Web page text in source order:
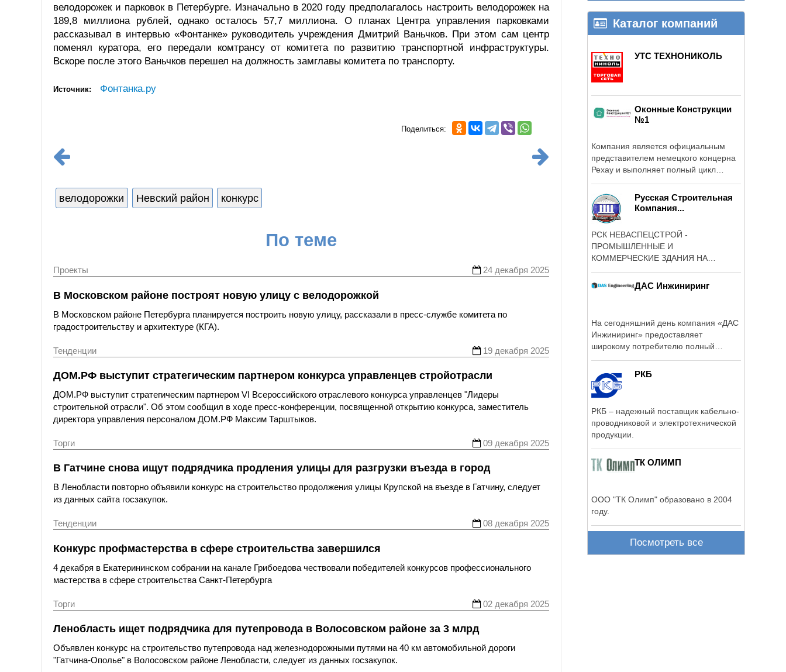
велодорожек и парковок в Петербурге. Изначально в 2020 году предполагалось настроить велодорожек на
189,8 миллиона рублей, однако осталось 57,7 миллиона. О планах Центра управления парковками
рассказывал в интервью «Фонтанке» руководитель учреждения Дмитрий Ваньчков. При этом сам центр
поменял куратора, его передали комтрансу от комитета по развитию транспортной инфраструктуры.
Вскоре после этого Ваньчков перешел на должность замглавы комитета по транспорту.
Источник: Фонтанка.ру
Поделиться:
велодорожки Невский район конкурс
По теме
Проекты 24 декабря 2025
В Московском районе построят новую улицу с велодорожкой
В Московском районе Петербурга планируется построить новую улицу, рассказали в пресс-службе комитета по
градостроительству и архитектуре (КГА).
Тенденции 19 декабря 2025
ДОМ.РФ выступит стратегическим партнером конкурса управленцев стройотрасли
ДОМ.РФ выступит стратегическим партнером VI Всероссийского отраслевого конкурса управленцев "Лидеры
строительной отрасли". Об этом сообщил в ходе пресс-конференции, посвященной открытию конкурса, заместитель
директора управления персоналом ДОМ.РФ Максим Тарштыков.
Торги 09 декабря 2025
В Гатчине снова ищут подрядчика продления улицы для разгрузки въезда в город
В Ленобласти повторно объявили конкурс на строительство продолжения улицы Крупской на въезде в Гатчину, следует
из данных сайта госзакупок.
Тенденции 08 декабря 2025
Конкурс профмастерства в сфере строительства завершился
4 декабря в Екатерининском собрании на канале Грибоедова чествовали победителей конкурсов профессионального
мастерства в сфере строительства Санкт-Петербурга
Торги 02 декабря 2025
Ленобласть ищет подрядчика для путепровода в Волосовском районе за 3 млрд
Объявлен конкурс на строительство путепровода над железнодорожными путями на 40 км автомобильной дороги
"Гатчина-Ополье" в Волосовском районе Ленобласти, следует из данных госзакупок.
Каталог компаний
УТС ТЕХНОНИКОЛЬ
Оконные Конструкции
№1
Компания является официальным
представителем немецкого концерна
Рехау и выполняет полный цикл
Русская Строительная
Компания...
РСК НЕВАСПЕЦСТРОЙ -
ПРОМЫШЛЕННЫЕ И
КОММЕРЧЕСКИЕ ЗДАНИЯ НА
КВ.М.
ДАС Инжиниринг
На сегодняшний день компания «ДАС
Инжиниринг» предоставляет
широкому потребителю полный
РКБ
РКБ – надежный поставщик кабельно-
проводниковой и электротехнической
продукции.
ТК ОЛИМП
ООО "ТК Олимп" образовано в 2004
году.
Посмотреть все